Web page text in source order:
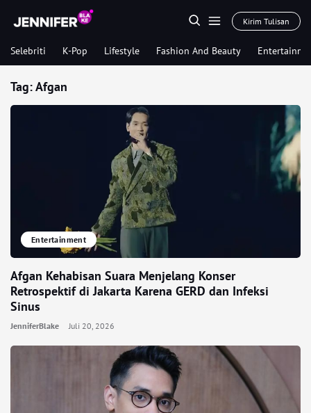
Kirim Tulisan
Selebriti K-Pop Lifestyle Fashion And Beauty
Tag:Afgan
Entertainment
Afgan Kehabisan Suara Menjelang Konser
Retrospektif di Jakarta Karena GERD dan Infeksi
Sinus
JenniferBlake Juli 20, 2026